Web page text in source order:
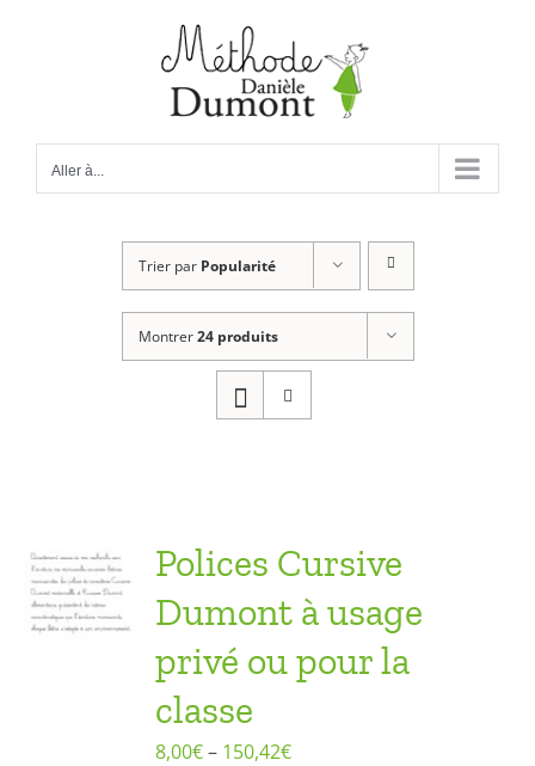
Aller à...
Trier par Popularité
Montrer24 produits
Polices Cursive
Dumont à usage
privé ou pour la
classe
8,00€– 150,42€